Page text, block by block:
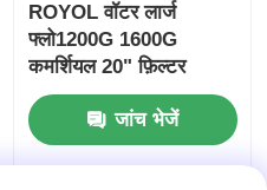
ROYOL वॉटर लार्ज
फ्लो1200G 1600G
कमर्शियल 20" फ़िल्टर
रिमाइंडर के साथ बड़ा नीला
RO सिस्टम जांच भेजें